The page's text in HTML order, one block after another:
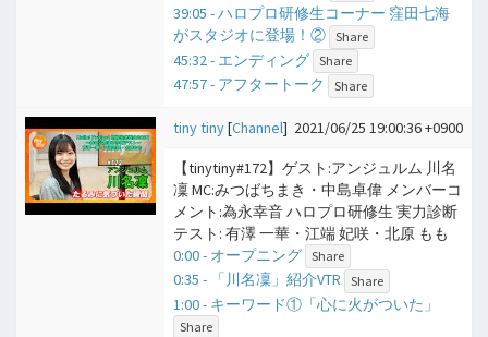
39:05 - ハロプロ研修生コーナー 窪田七海
がスタジオに登場！② Share
45:32 - エンディング Share
47:57 - アフタートーク Share
tiny tiny[Channel] 2021/06/25 19:00:36 +0900
【tinytiny#172】ゲスト:アンジュルム 川名
凜 MC:みつばちまき・中島卓偉 メンバーコ
メント:為永幸音 ハロプロ研修生 実力診断
テスト: 有澤 一華・江端 妃咲・北原 もも
0:00 - オープニング Share
0:35 - 「川名凜」紹介VTR Share
1:00 - キーワード①「心に火がついた」
Share